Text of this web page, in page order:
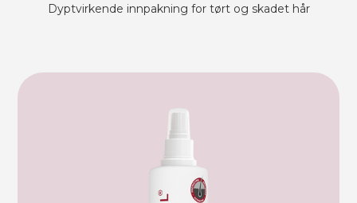
Dyptvirkende innpakning for tørt og skadet hår